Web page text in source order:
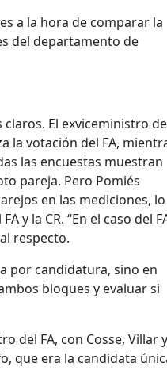
a la hora de comparar la
del departamento de
El exviceministro de
la votación del FA,
las encuestas muestran
pareja. Pero Pomiés
en las mediciones, lo
y la CR. “En el caso del
respecto.
por candidatura, sino en
bloques y evaluar si
del FA, con Cosse, Villar y
que era la candidata